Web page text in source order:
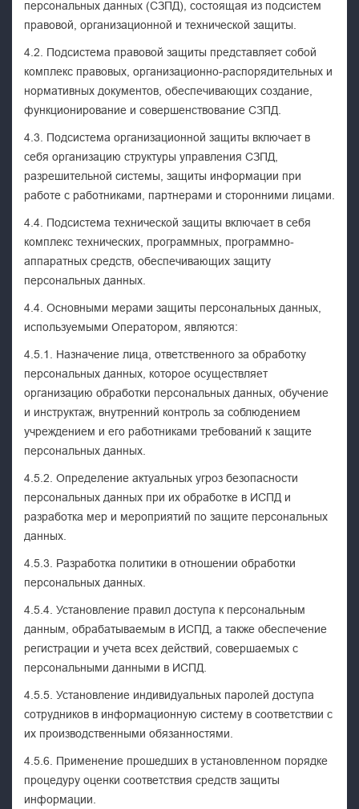
персональных данных (СЗПД), состоящая из подсистем
правовой, организационной и технической защиты.
4.2. Подсистема правовой защиты представляет собой
комплекс правовых, организационно-распорядительных и
нормативных документов, обеспечивающих создание,
функционирование и совершенствование СЗПД.
4.3. Подсистема организационной защиты включает в
себя организацию структуры управления СЗПД,
разрешительной системы, защиты информации при
работе с работниками, партнерами и сторонними лицами.
4.4. Подсистема технической защиты включает в себя
комплекс технических, программных, программно-
аппаратных средств, обеспечивающих защиту
персональных данных.
4.4. Основными мерами защиты персональных данных,
используемыми Оператором, являются:
4.5.1. Назначение лица, ответственного за обработку
персональных данных, которое осуществляет
организацию обработки персональных данных, обучение
и инструктаж, внутренний контроль за соблюдением
учреждением и его работниками требований к защите
персональных данных.
4.5.2. Определение актуальных угроз безопасности
персональных данных при их обработке в ИСПД и
разработка мер и мероприятий по защите персональных
данных.
4.5.3. Разработка политики в отношении обработки
персональных данных.
4.5.4. Установление правил доступа к персональным
данным, обрабатываемым в ИСПД, а также обеспечение
регистрации и учета всех действий, совершаемых с
персональными данными в ИСПД.
4.5.5. Установление индивидуальных паролей доступа
сотрудников в информационную систему в соответствии с
их производственными обязанностями.
4.5.6. Применение прошедших в установленном порядке
процедуру оценки соответствия средств защиты
информации.